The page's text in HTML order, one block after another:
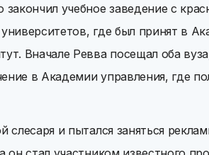
учебное заведение с
где был принят в
Вначале Ревва посещал оба
в Академии управления, где
слесаря и пытался заняться